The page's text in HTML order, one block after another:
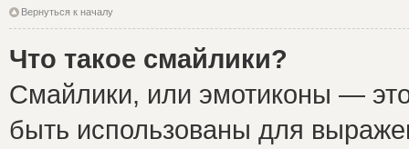
Вернуться к началу
Что такое смайлики?
Смайлики, или эмотиконы —
быть использованы для